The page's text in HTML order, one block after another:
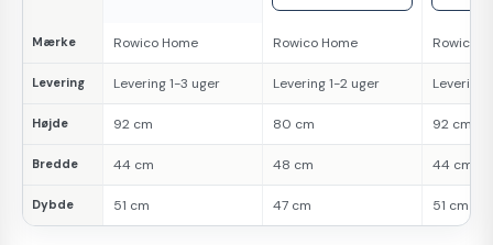
Mærke Rowico Home Rowico Home Rowico
Levering Levering 1-3 uger Levering 1-2 uger Levering
Højde 92 cm 80 cm 92 cm
Bredde 44 cm 48 cm 44 cm
Dybde 51 cm 47 cm 51 cm